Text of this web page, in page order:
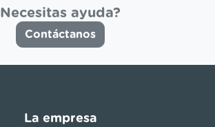
Necesitas ayuda?
Contáctanos
La empresa